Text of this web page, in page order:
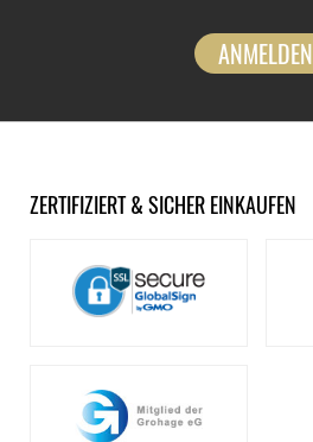
ANMELDEN
ZERTIFIZIERT & SICHER EINKAUFEN